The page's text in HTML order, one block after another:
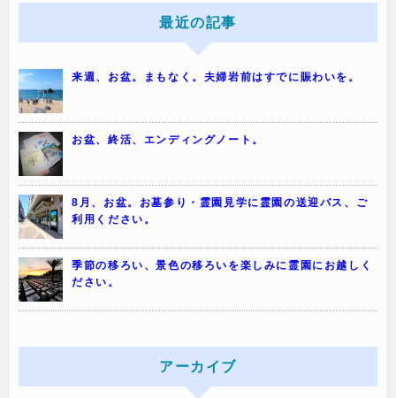
最近の記事
来週、お盆。まもなく。夫婦岩前はすでに賑わいを。
お盆、終活、エンディングノート。
8月、お盆。お墓参り・霊園見学に霊園の送迎バス、ご
利用ください。
季節の移ろい、景色の移ろいを楽しみに霊園にお越しく
ださい。
アーカイブ